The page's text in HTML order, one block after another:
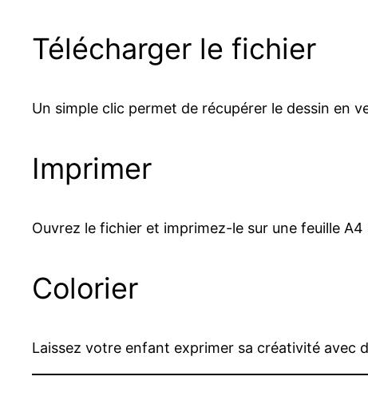
Télécharger le fichier
Un simple clic permet de récupérer le dessin en
Imprimer
Ouvrez le fichier et imprimez-le sur une feuille A4
Colorier
Laissez votre enfant exprimer sa créativité avec